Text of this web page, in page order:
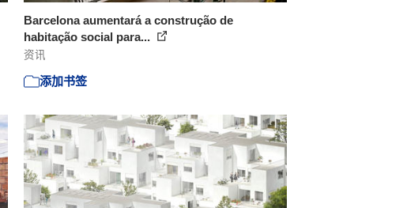
Barcelona aumentará a construção de
habitação social para...
资讯
添加书签